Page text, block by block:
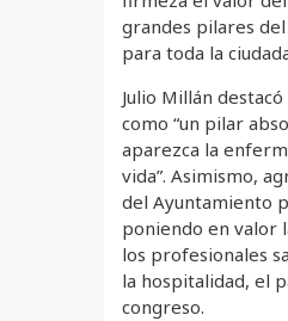
grandes pilares
para toda la
Julio Millán
como “un pilar
aparezca la
vida”. Asimismo,
del Ayuntamiento
poniendo en valor
los profesionales
la hospitalidad, el
congreso.